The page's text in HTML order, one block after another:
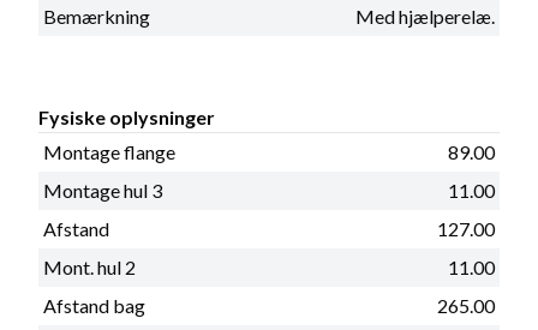
Bemærkning
Med hjælperelæ.
Fysiske oplysninger
Montage flange
89.00
Montage hul 3
11.00
Afstand
127.00
Mont. hul 2
11.00
Afstand bag
265.00